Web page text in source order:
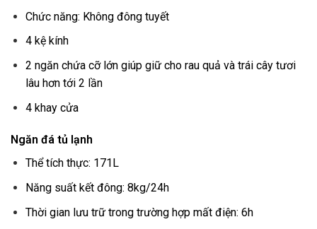
Chức năng: Không đông tuyết
4 kệ kính
2 ngăn chứa cỡ lớn giúp giữ cho rau quả và trái cây tươi
lâu hơn tới 2 lần
4 khay cửa
Ngăn đá tủ lạnh
Thể tích thực: 171L
Năng suất kết đông: 8kg/24h
Thời gian lưu trữ trong trường hợp mất điện: 6h